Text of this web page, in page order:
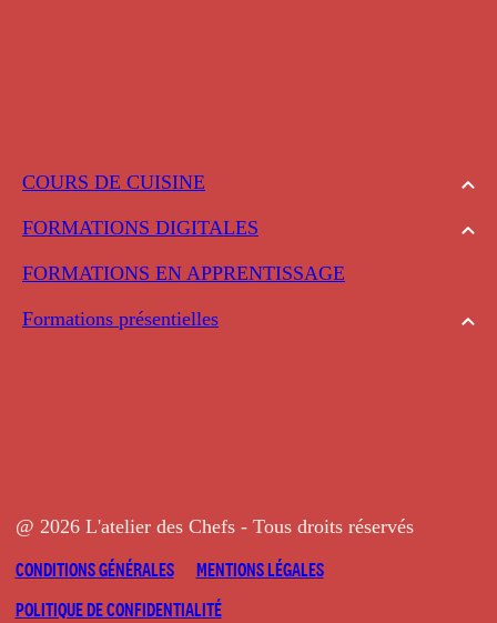
COURS DE CUISINE
FORMATIONS DIGITALES
FORMATIONS EN APPRENTISSAGE
Formations présentielles
@ 2026 L'atelier des Chefs - Tous droits réservés
CONDITIONS GÉNÉRALES
MENTIONS LÉGALES
POLITIQUE DE CONFIDENTIALITÉ